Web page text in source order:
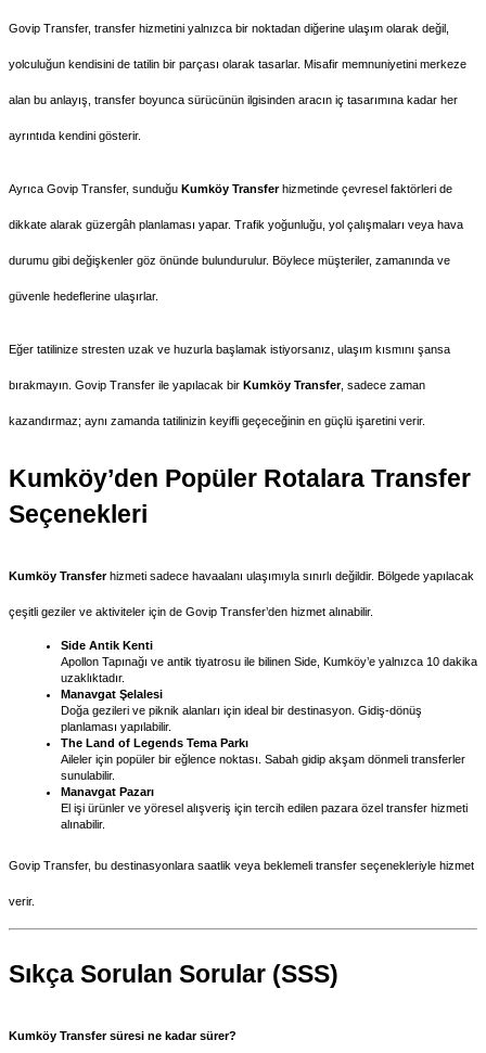
Govip Transfer, transfer hizmetini yalnızca bir noktadan diğerine ulaşım olarak değil,
yolculuğun kendisini de tatilin bir parçası olarak tasarlar. Misafir memnuniyetini merkeze
alan bu anlayış, transfer boyunca sürücünün ilgisinden aracın iç tasarımına kadar her
ayrıntıda kendini gösterir.
Ayrıca Govip Transfer, sunduğu Kumköy Transfer hizmetinde çevresel faktörleri de
dikkate alarak güzergâh planlaması yapar. Trafik yoğunluğu, yol çalışmaları veya hava
durumu gibi değişkenler göz önünde bulundurulur. Böylece müşteriler, zamanında ve
güvenle hedeflerine ulaşırlar.
Eğer tatilinize stresten uzak ve huzurla başlamak istiyorsanız, ulaşım kısmını şansa
bırakmayın. Govip Transfer ile yapılacak bir Kumköy Transfer, sadece zaman
kazandırmaz; aynı zamanda tatilinizin keyifli geçeceğinin en güçlü işaretini verir.
Kumköy’den Popüler Rotalara Transfer
Seçenekleri
Kumköy Transfer hizmeti sadece havaalanı ulaşımıyla sınırlı değildir. Bölgede yapılacak
çeşitli geziler ve aktiviteler için de Govip Transfer’den hizmet alınabilir.
Side Antik Kenti
Apollon Tapınağı ve antik tiyatrosu ile bilinen Side, Kumköy’e yalnızca 10 dakika
uzaklıktadır.
Manavgat Şelalesi
Doğa gezileri ve piknik alanları için ideal bir destinasyon. Gidiş-dönüş
planlaması yapılabilir.
The Land of Legends Tema Parkı
Aileler için popüler bir eğlence noktası. Sabah gidip akşam dönmeli transferler
sunulabilir.
Manavgat Pazarı
El işi ürünler ve yöresel alışveriş için tercih edilen pazara özel transfer hizmeti
alınabilir.
Govip Transfer, bu destinasyonlara saatlik veya beklemeli transfer seçenekleriyle hizmet
verir.
Sıkça Sorulan Sorular (SSS)
Kumköy Transfer süresi ne kadar sürer?